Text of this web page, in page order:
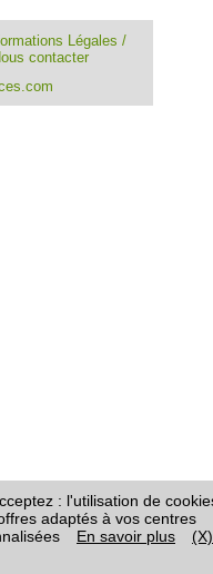
Légales /
contacter
: l'utilisation de
adaptés à vos centres
En savoir plus
(X)